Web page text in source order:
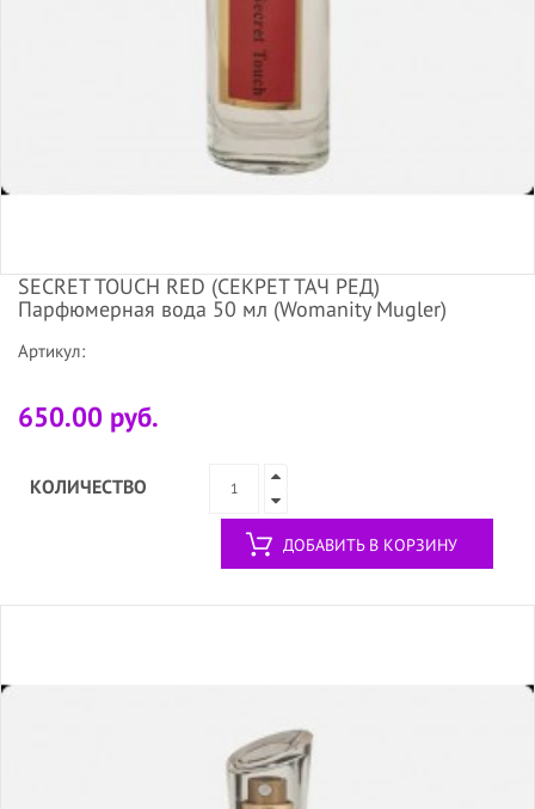
SECRET TOUCH RED (СЕКРЕТ ТАЧ РЕД)
Парфюмерная вода 50 мл (Womanity Mugler)
Артикул:
650.00 руб.
КОЛИЧЕСТВО
ДОБАВИТЬ В КОРЗИНУ